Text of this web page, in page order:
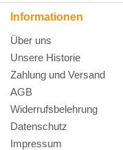
Informationen
Über uns
Unsere Historie
Zahlung und Versand
AGB
Widerrufsbelehrung
Datenschutz
Impressum